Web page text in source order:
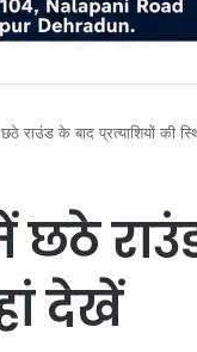
राउंड के बाद प्रत्याशियों की
देखें